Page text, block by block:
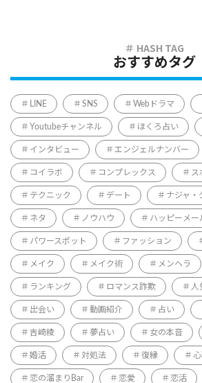
おすすめタグ
LINE SNS Webドラマ
Youtubeチャンネル ほくろ占い
インタビュー エンジェルナンバー
コイラボ コンプレックス ス
テクニック デート ナジャ・
ネタ ノウハウ ハッピーメー
パワースポット ファッション
メイク メイク術 メンヘラ
ランキング ロマンス詐欺 人
出会い 動画紹介 占い
吉崎綾 夢占い 女の本音
婚活 対処法 復縁
恋の溜まりBar 恋愛 恋活